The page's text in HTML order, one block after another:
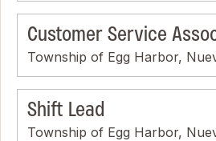
Customer Service
Township of Egg Harbor,
Shift Lead
Township of Egg Harbor,